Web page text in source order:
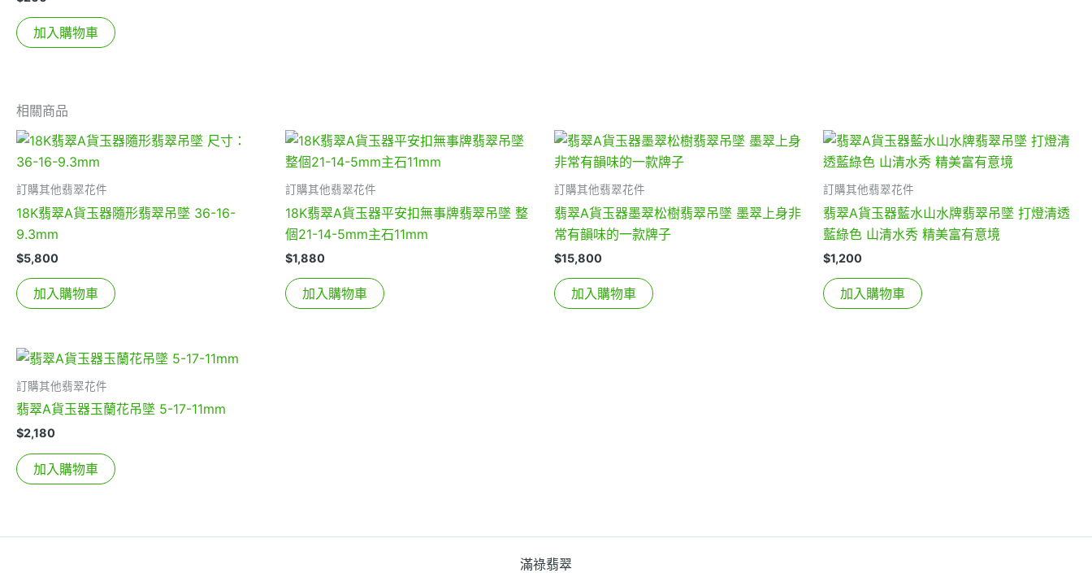
加入購物車
相關商品
訂購其他翡翠花件
18K翡翠A貨玉器隨形翡翠吊墜 36-16-
9.3mm
$5,800
加入購物車
訂購其他翡翠花件
18K翡翠A貨玉器平安扣無事牌翡翠吊墜 整
個21-14-5mm主石11mm
$1,880
加入購物車
訂購其他翡翠花件
翡翠A貨玉器墨翠松樹翡翠吊墜 墨翠上身非
常有韻味的一款牌子
$15,800
加入購物車
訂購其他翡翠花件
翡翠A貨玉器藍水山水牌翡翠吊墜 打燈清透
藍綠色 山清水秀 精美富有意境
$1,200
加入購物車
訂購其他翡翠花件
翡翠A貨玉器玉蘭花吊墜 5-17-11mm
$2,180
加入購物車
滿祿翡翠